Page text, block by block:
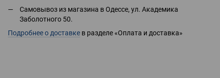
Самовывоз из магазина в Одессе, ул. Академика
Заболотного 50.
Подробнее о доставке в разделе «Оплата и доставка»